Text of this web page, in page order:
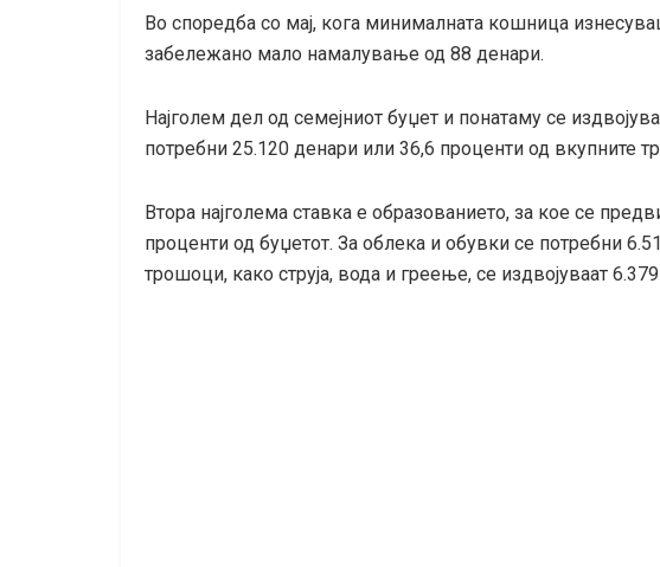
Во споредба со мај, кога минималната кошница
забележано мало намалување од 88 денари.
Најголем дел од семејниот буџет и понатаму се
потребни 25.120 денари или 36,6 проценти од вкупните
Втора најголема ставка е образованието, за кое се
проценти од буџетот. За облека и обувки се потребни
трошоци, како струја, вода и греење, се издвојуваат